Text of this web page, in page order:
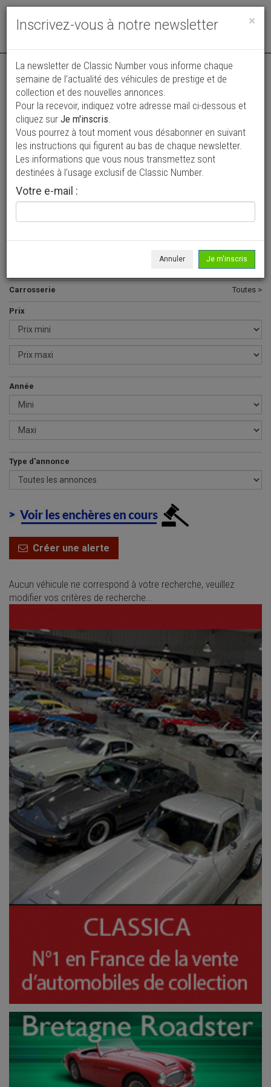
Toggle
Vos annonces vues par
plus de 4 millions de collectionneurs
Ajouter une annonce
> Rechercher un véhicule
Tous >
Carrosserie Toutes >
Prix
Année
Type d'annonce
Créer une alerte
Aucun véhicule ne correspond à votre recherche, veuillez
modifier vos critères de recherche...
×
Inscrivez-vous à notre newsletter
La newsletter de Classic Number vous informe chaque
semaine de l’actualité des véhicules de prestige et de
collection et des nouvelles annonces.
Pour la recevoir, indiquez votre adresse mail ci-dessous et
cliquez sur Je m'inscris.
Vous pourrez à tout moment vous désabonner en suivant
les instructions qui figurent au bas de chaque newsletter.
Les informations que vous nous transmettez sont
destinées à l’usage exclusif de Classic Number.
Votre e-mail :
Annuler Je m'inscris